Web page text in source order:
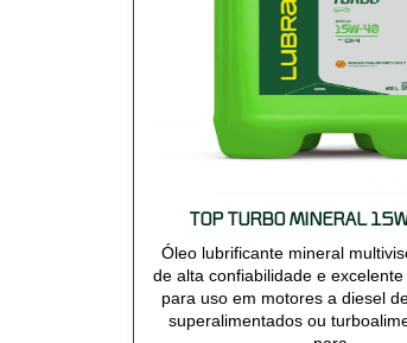
TOP TURBO MINERAL
Óleo lubrificante mineral
de alta confiabilidade e
para uso em motores a diesel
superalimentados ou